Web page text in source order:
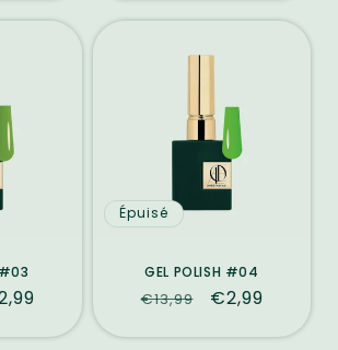
#03
Épuisé
GEL POLISH #04
Prix
€13,99
Prix
€2,99